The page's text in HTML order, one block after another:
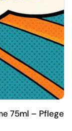
75ml – Pflege